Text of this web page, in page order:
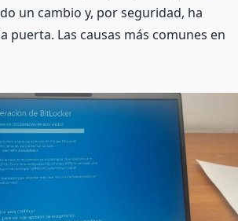
un cambio y, por seguridad, ha
puerta. Las causas más comunes en